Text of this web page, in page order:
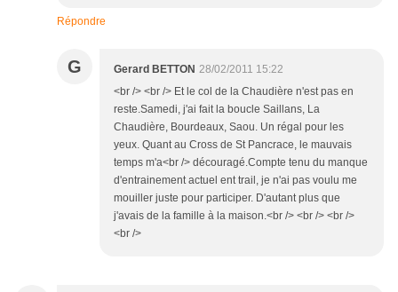
Répondre
G Gerard BETTON 28/02/2011 15:22
<br /> <br /> Et le col de la Chaudière n'est pas en
reste.Samedi, j'ai fait la boucle Saillans, La
Chaudière, Bourdeaux, Saou. Un régal pour les
yeux. Quant au Cross de St Pancrace, le mauvais
temps m'a<br /> découragé.Compte tenu du manque
d'entrainement actuel ent trail, je n'ai pas voulu me
mouiller juste pour participer. D'autant plus que
j'avais de la famille à la maison.<br /> <br /> <br />
<br />